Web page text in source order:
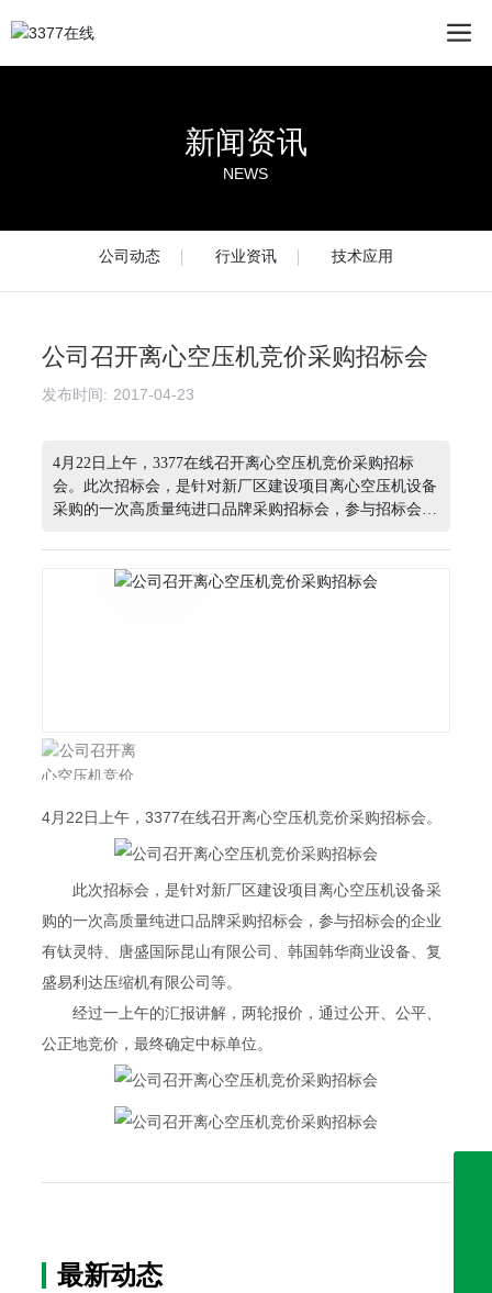
新闻资讯
NEWS
公司动态 行业资讯 技术应用
公司召开离心空压机竞价采购招标会
发布时间: 2017-04-23
4月22日上午，3377在线召开离心空压机竞价采购招标
会。此次招标会，是针对新厂区建设项目离心空压机设备
采购的一次高质量纯进口品牌采购招标会，参与招标会的
备、复盛易利达压缩机有限公司等。经过一上午的汇报讲
解，两轮报价，通过公开、公平、公正地竞价，最终确定
4月22日上午，3377在线召开离心空压机竞价采购招标会。
此次招标会，是针对新厂区建设项目离心空压机设备采
购的一次高质量纯进口品牌采购招标会，参与招标会的企业
有钛灵特、唐盛国际昆山有限公司、韩国韩华商业设备、复
盛易利达压缩机有限公司等。
经过一上午的汇报讲解，两轮报价，通过公开、公平、
公正地竞价，最终确定中标单位。
最新动态